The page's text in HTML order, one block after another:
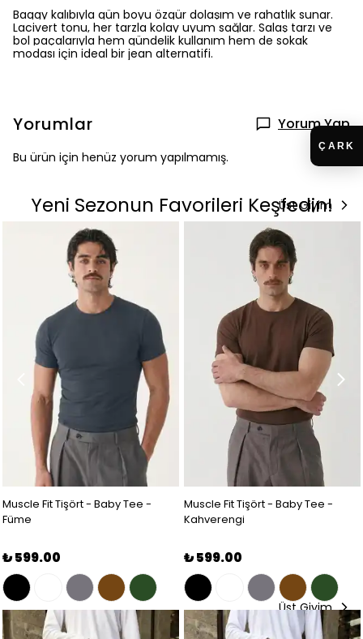
Baggy kalıbıyla gün boyu özgür dolaşım ve rahatlık sunar.
Lacivert tonu, her tarzla kolay uyum sağlar. Salaş tarzı ve
bol paçalarıyla hem gündelik kullanım hem de sokak
modası için ideal bir jean alternatifi.
Yorumlar Yorum Yap
Bu ürün için henüz yorum yapılmamış.
Yeni Sezonun Favorileri Keşfedin!
Üst Giyim
Muscle Fit Tişört - Baby Tee -
Füme
₺ 599.00
Muscle Fit Tişört - Baby Tee -
Kahverengi
₺ 599.00
Üst Giyim